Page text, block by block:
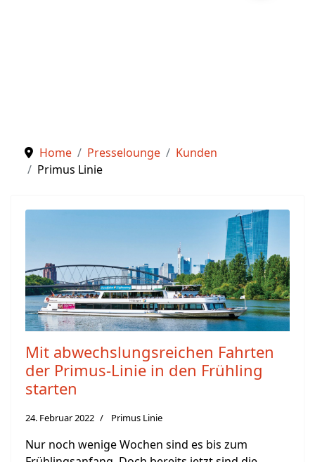
Home Presselounge
Kunden
Primus Linie
Mit abwechslungsreichen Fahrten
der Primus-Linie in den Frühling
starten
24. Februar 2022 Primus Linie
Nur noch wenige Wochen sind es bis zum